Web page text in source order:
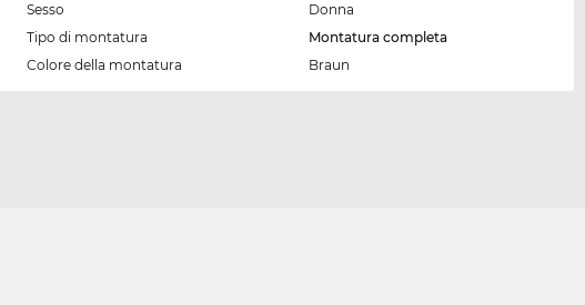
Sesso
Donna
Tipo di montatura
Montatura completa
Colore della montatura
Braun